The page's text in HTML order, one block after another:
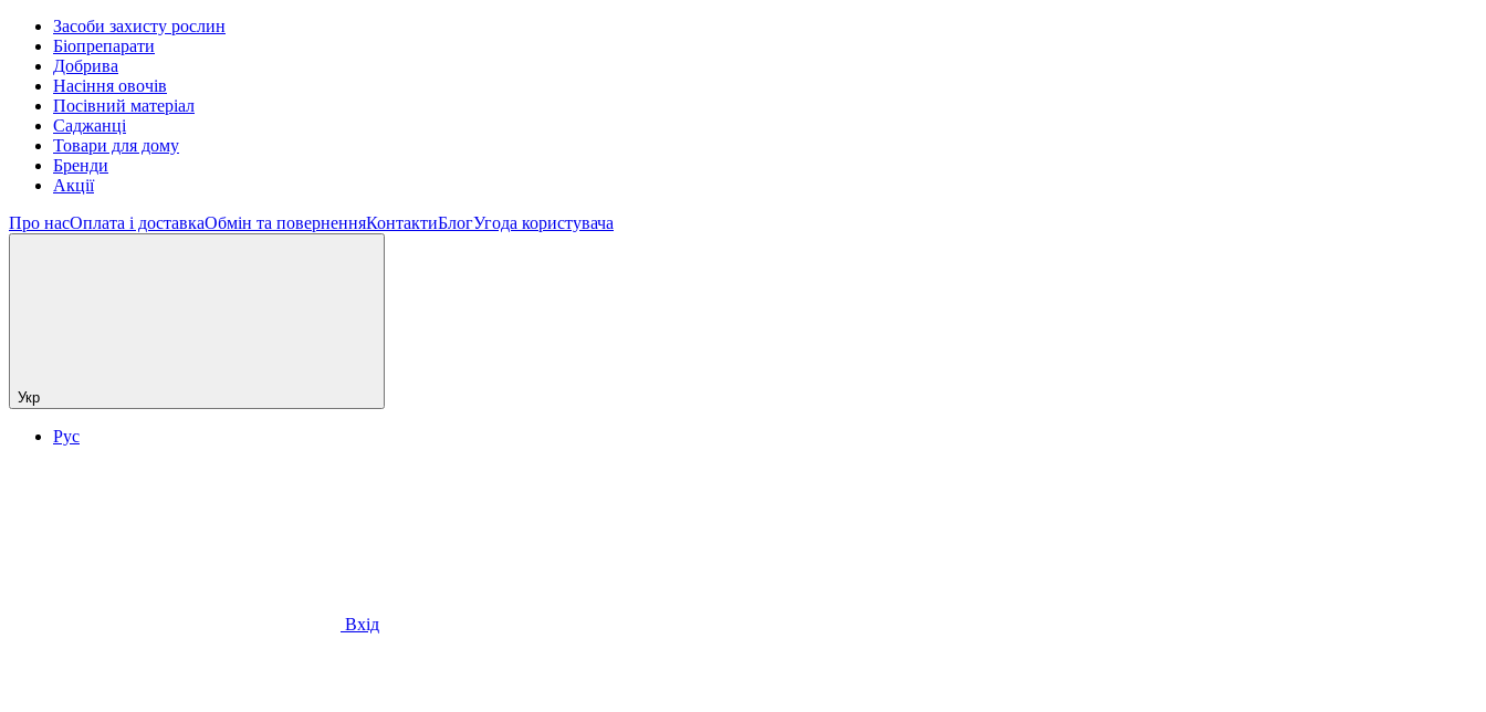
Засоби захисту рослин
Біопрепарати
Добрива
Насіння овочів
Посівний матеріал
Саджанці
Товари для дому
Бренди
Акції
Про насОплата і доставкаОбмін та поверненняКонтактиБлогУгода користувача
Укр
Рус
Вхід